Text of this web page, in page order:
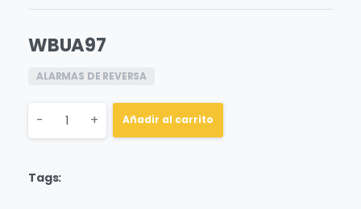
WBUA97
ALARMAS DE REVERSA
Quantity
- + Añadir al carrito
Tags: